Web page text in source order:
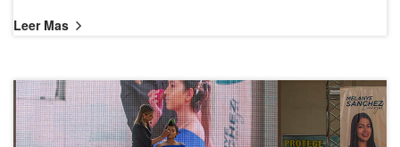
Leer Mas